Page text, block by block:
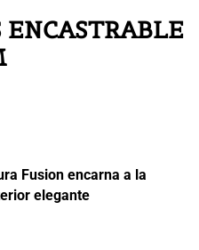
ENCASTRABLE
Fusion encarna a la
elegante